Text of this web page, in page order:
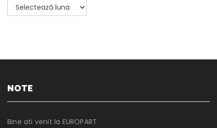
Archiva
NOTE
Bine ati venit la EUROPART